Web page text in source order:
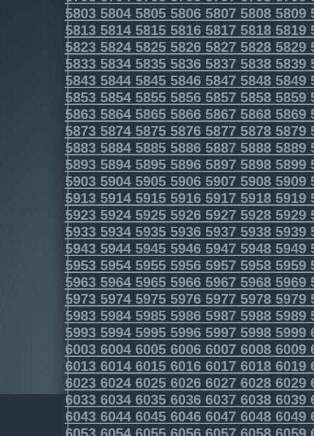
5803580458055806580758085809
5813581458155816581758185819
5823582458255826582758285829
5833583458355836583758385839
5843584458455846584758485849
5853585458555856585758585859
5863586458655866586758685869
5873587458755876587758785879
5883588458855886588758885889
5893589458955896589758985899
5903590459055906590759085909
5913591459155916591759185919
5923592459255926592759285929
5933593459355936593759385939
5943594459455946594759485949
5953595459555956595759585959
5963596459655966596759685969
5973597459755976597759785979
5983598459855986598759885989
5993599459955996599759985999
6003600460056006600760086009
6013601460156016601760186019
6023602460256026602760286029
6033603460356036603760386039
6043604460456046604760486049